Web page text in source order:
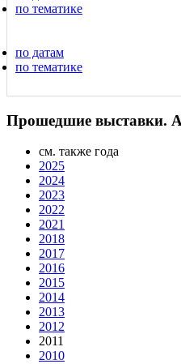
по тематике
по датам
по тематике
Прошедшие выставки.
см. также года
2025
2024
2023
2022
2021
2018
2017
2016
2015
2014
2013
2012
2011
2010